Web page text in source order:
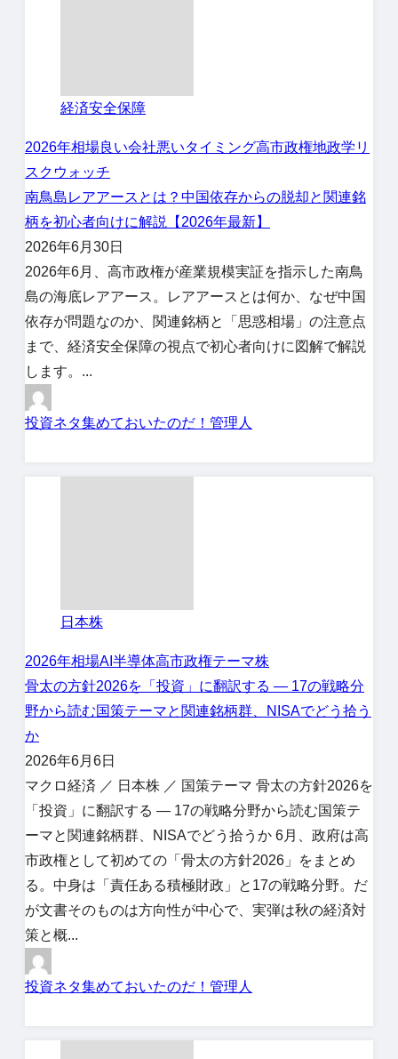
経済安全保障
2026年相場良い会社悪いタイミング高市政権地政学リ
スクウォッチ
南鳥島レアアースとは？中国依存からの脱却と関連銘
柄を初心者向けに解説【2026年最新】
2026年6月30日
2026年6月、高市政権が産業規模実証を指示した南鳥
島の海底レアアース。レアアースとは何か、なぜ中国
依存が問題なのか、関連銘柄と「思惑相場」の注意点
まで、経済安全保障の視点で初心者向けに図解で解説
します。...
投資ネタ集めておいたのだ！管理人
日本株
2026年相場AI半導体高市政権テーマ株
骨太の方針2026を「投資」に翻訳する ― 17の戦略分
野から読む国策テーマと関連銘柄群、NISAでどう拾う
か
2026年6月6日
マクロ経済 ／ 日本株 ／ 国策テーマ 骨太の方針2026を
「投資」に翻訳する ― 17の戦略分野から読む国策テ
ーマと関連銘柄群、NISAでどう拾うか 6月、政府は高
市政権として初めての「骨太の方針2026」をまとめ
る。中身は「責任ある積極財政」と17の戦略分野。だ
が文書そのものは方向性が中心で、実弾は秋の経済対
策と概...
投資ネタ集めておいたのだ！管理人